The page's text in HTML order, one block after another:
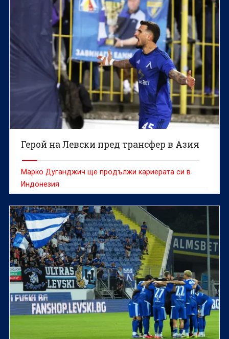
Герой на Левски пред трансфер в Азия
Марко Дуганджич ще продължи кариерата си в
Индонезия